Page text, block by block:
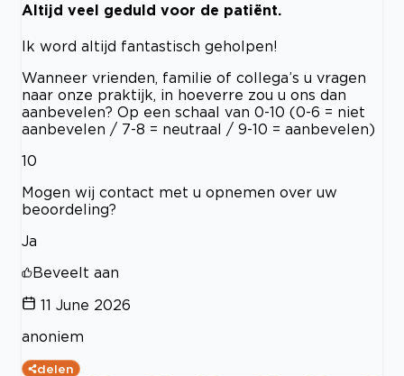
Altijd veel geduld voor de patiënt.
Ik word altijd fantastisch geholpen!
Wanneer vrienden, familie of collega’s u vragen
naar onze praktijk, in hoeverre zou u ons dan
aanbevelen? Op een schaal van 0-10 (0-6 = niet
aanbevelen / 7-8 = neutraal / 9-10 = aanbevelen)
10
Mogen wij contact met u opnemen over uw
beoordeling?
Ja
Beveelt aan
11 June 2026
anoniem
delen